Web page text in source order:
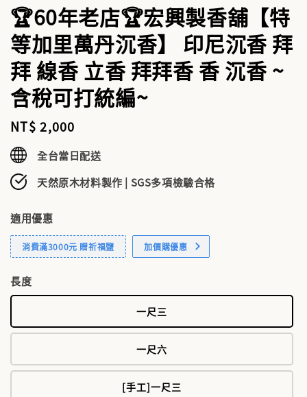
🏆60年老店🏆宏興製香舖【特
等加里萬丹沉香】 印尼沉香 拜
拜 線香 立香 拜拜香 香 沉香 ~
含稅可打統編~
Regular
price
NT$ 2,000
全台當日配送
天然原木材料製作 | SGS多項檢驗合格
適用優惠
消費滿3000元 贈祈福鹽 加價購優惠
長度
一尺三
一尺六
[手工]一尺三